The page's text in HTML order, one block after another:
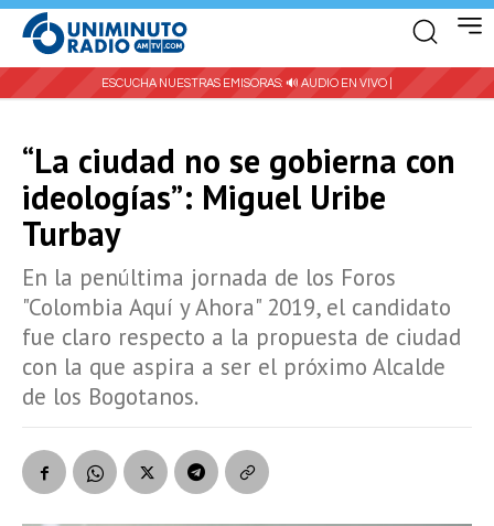
ESCUCHA NUESTRAS EMISORAS: 🔊 AUDIO EN VIVO |
“La ciudad no se gobierna con
ideologías”: Miguel Uribe
Turbay
En la penúltima jornada de los Foros
"Colombia Aquí y Ahora" 2019, el candidato
fue claro respecto a la propuesta de ciudad
con la que aspira a ser el próximo Alcalde
de los Bogotanos.